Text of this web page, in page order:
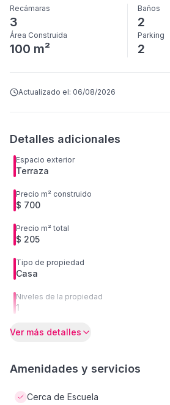
Recámaras
3
Baños
2
Área Construida
100 m²
Parking
2
Actualizado el: 06/08/2026
Detalles adicionales
Espacio exterior
Terraza
Precio m² construido
$ 700
Precio m² total
$ 205
Tipo de propiedad
Casa
Niveles de la propiedad
1
Ver más detalles
Amenidades y servicios
Cerca de Escuela